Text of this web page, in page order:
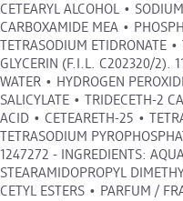
CETEARYL ALCOHOL •
CARBOXAMIDE MEA •
TETRASODIUM ETIDRONATE
GLYCERIN (F.I.L. C202320/2).
WATER • HYDROGEN
SALICYLATE • TRIDECETH-2
ACID • CETEARETH-25 •
TETRASODIUM
1247272 - INGREDIENTS:
STEARAMIDOPROPYL
CETYL ESTERS • PARFUM /